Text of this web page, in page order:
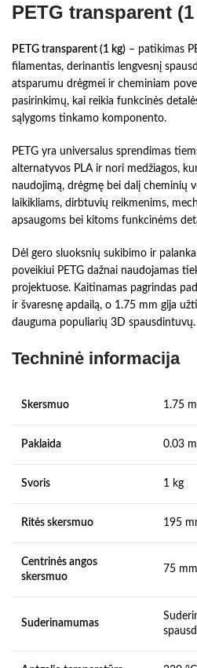
PETG transparent
PETG transparent (1 kg) – patikimas
filamentas, derinantis lengvesnį
atsparumu drėgmei ir cheminiam
pasirinkimų, kai reikia funkcinės
sąlygoms tinkamo komponento.
PETG yra universalus sprendimas
alternatyvos PLA ir nori medžiagos,
naudojimą, drėgmę bei dalį cheminių
laikikliams, dirbtuvių reikmenims,
apsaugoms bei kitoms funkcinėms
Dėl gero sluoksnių sukibimo ir
poveikiui PETG dažnai naudojamas
projektuose. Kaitinamas pagrindas
ir švaresnę apdailą, o 1.75 mm gija
dauguma populiarių 3D spausdintuvų.
Techninė informacija
Skersmuo 1.75
Paklaida 0.03
Svoris 1 kg
Ritės skersmuo 195
Centrinės angos
skersmuo
75 mm
Suderinamumas